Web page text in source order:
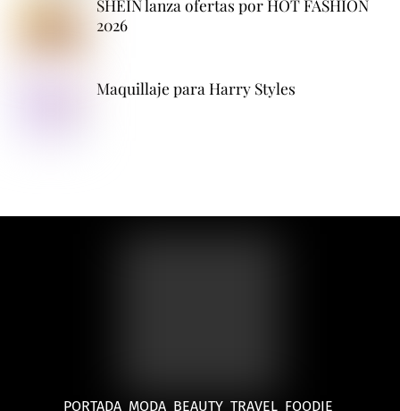
SHEIN lanza ofertas por HOT FASHION
2026
Maquillaje para Harry Styles
PORTADA MODA BEAUTY TRAVEL FOODIE